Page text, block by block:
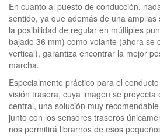
En cuanto al puesto de conducción,
sentido, ya que además de una amplias
la posibilidad de regular en múltiples
bajado 36 mm) como volante (ahora se
vertical), garantiza encontrar la mejor
marcha.
Especialmente práctico para el
visión trasera, cuya imagen se proyecta
central, una solución muy
junto con los sensores traseros
nos permitirá librarnos de esos